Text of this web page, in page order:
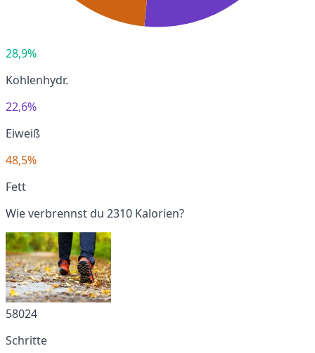
28,9%
Kohlenhydr.
22,6%
Eiweiß
48,5%
Fett
Wie verbrennst du 2310 Kalorien?
58024
Schritte